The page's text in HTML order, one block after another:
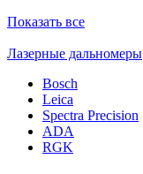
Показать все
Лазерные дальномеры
Bosch
Leica
Spectra Precision
ADA
RGK